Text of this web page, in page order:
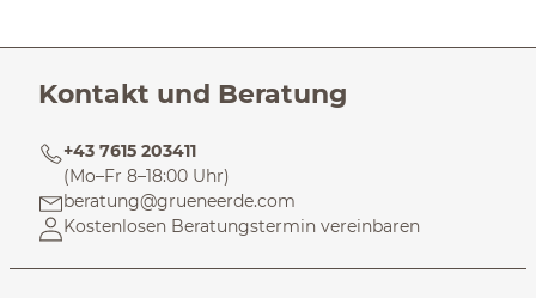
Kontakt und Beratung
+43 7615 203411
(Mo–Fr 8–18:00 Uhr)
beratung@grueneerde.com
Kostenlosen Beratungstermin vereinbaren